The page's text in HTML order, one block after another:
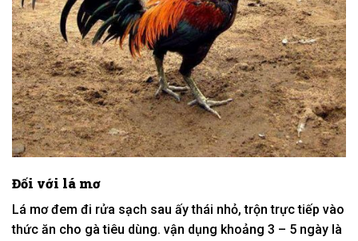
Đối với lá mơ
Lá mơ đem đi rửa sạch sau ấythái nhỏ, trộn trực tiếp vào
thức ăn cho gàtiêu dùng. vận dụng khoảng 3 – 5 ngày là